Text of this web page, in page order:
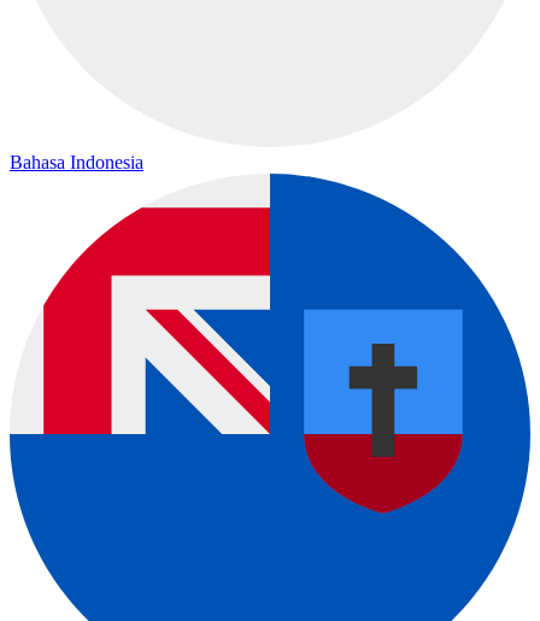
Bahasa Indonesia